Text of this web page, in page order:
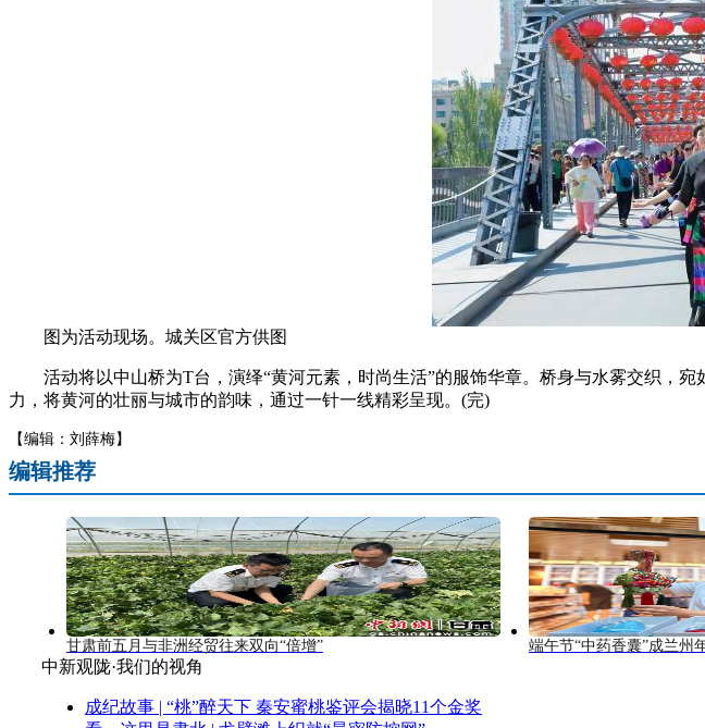
图为活动现场。城关区官方供图
活动将以中山桥为T台，演绎“黄河元素，时尚生活”的服饰华章。桥身与水雾交织，宛
力，将黄河的壮丽与城市的韵味，通过一针一线精彩呈现。(完)
【编辑：刘薛梅】
编辑推荐
甘肃前五月与非洲经贸往来双向“倍增” 端午节“中药香囊”成兰州
中新观陇·我们的视角
成纪故事 | “桃”醉天下 秦安蜜桃鉴评会揭晓11个金奖